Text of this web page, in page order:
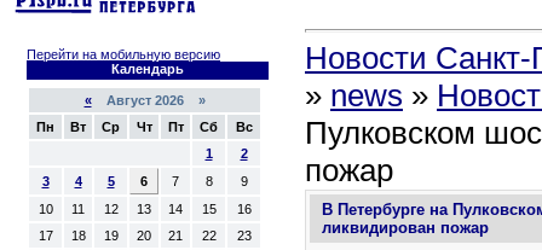
Перейти на мобильную версию
Календарь
«Август 2026 »
Пн
Вт Ср Чт Пт Сб
Вс
1
2
3
4 5 6 7 8
9
10
11 12 13 14 15
16
17
18 19 20 21 22
23
Новости Санкт-
» news »
Пулковском
пожар
В Петербурге на
ликвидирован пожар